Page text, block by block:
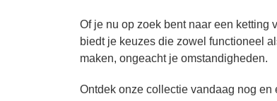
Of je nu op zoek bent naar een
biedt je keuzes die zowel functioneel
maken, ongeacht je omstandigheden.
Ontdek onze collectie vandaag nog